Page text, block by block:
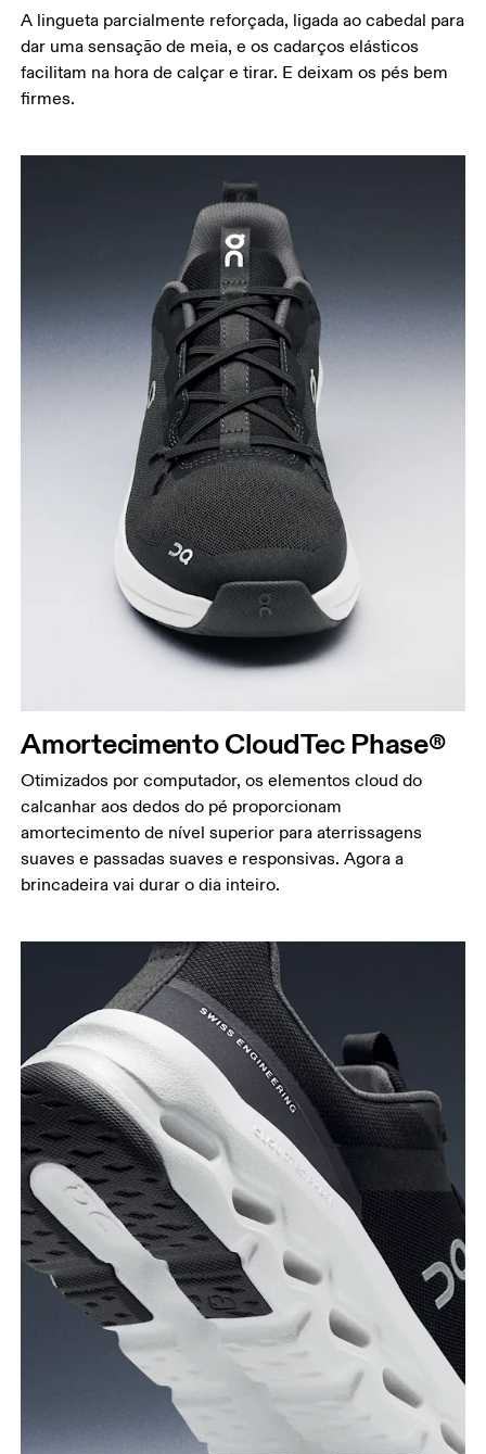
A lingueta parcialmente reforçada, ligada ao cabedal para
dar uma sensação de meia, e os cadarços elásticos
facilitam na hora de calçar e tirar. E deixam os pés bem
firmes.
Amortecimento CloudTec Phase®
Otimizados por computador, os elementos cloud do
calcanhar aos dedos do pé proporcionam
amortecimento de nível superior para aterrissagens
suaves e passadas suaves e responsivas. Agora a
brincadeira vai durar o dia inteiro.